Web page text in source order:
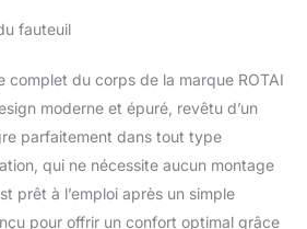
muscles de tout votre
favorise la circulation
sanguine et améliore la
qualité du sommeil. Il
soulager le stress et à
réduire la tension et
l'inconfort musculaires. Il
fauteuil
complet du corps de la marque ROTAI
moderne et épuré, revêtu d’un
parfaitement dans tout type
qui ne nécessite aucun montage
prêt à l’emploi après un simple
pour offrir un confort optimal grâce